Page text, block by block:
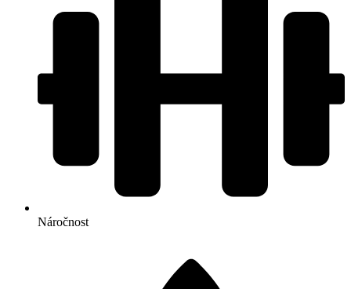
Náročnost